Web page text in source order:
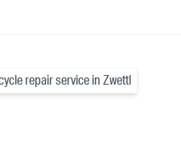
repair service in Zwettl